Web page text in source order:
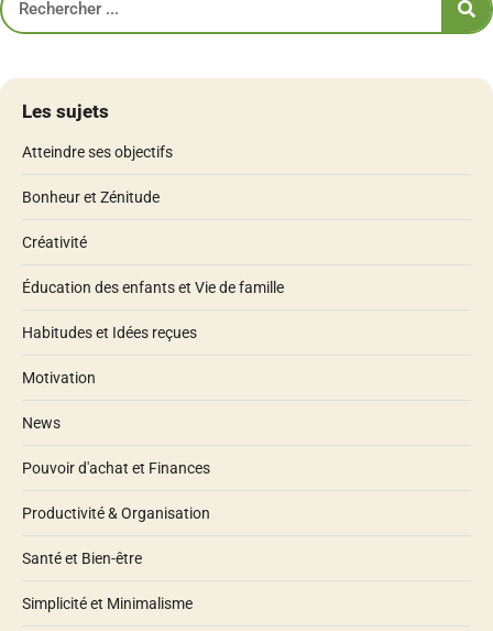
Les sujets
Atteindre ses objectifs
Bonheur et Zénitude
Créativité
Éducation des enfants et Vie de famille
Habitudes et Idées reçues
Motivation
News
Pouvoir d'achat et Finances
Productivité & Organisation
Santé et Bien-être
Simplicité et Minimalisme